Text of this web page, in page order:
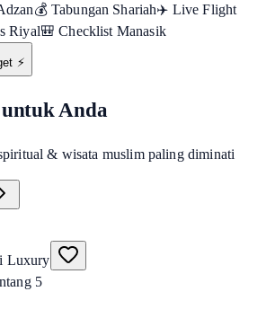
💰 Tabungan Shariah✈️ Live Flight
Riyal🎒 Checklist Manasik
⚡
Anda
& wisata muslim paling diminati
5